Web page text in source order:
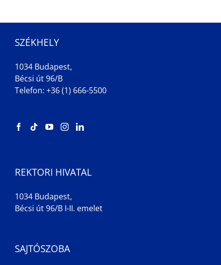
SZÉKHELY
1034 Budapest,
Bécsi út 96/B
Telefon: +36 (1) 666-5500
REKTORI HIVATAL
1034 Budapest,
Bécsi út 96/B I-II. emelet
SAJTÓSZOBA